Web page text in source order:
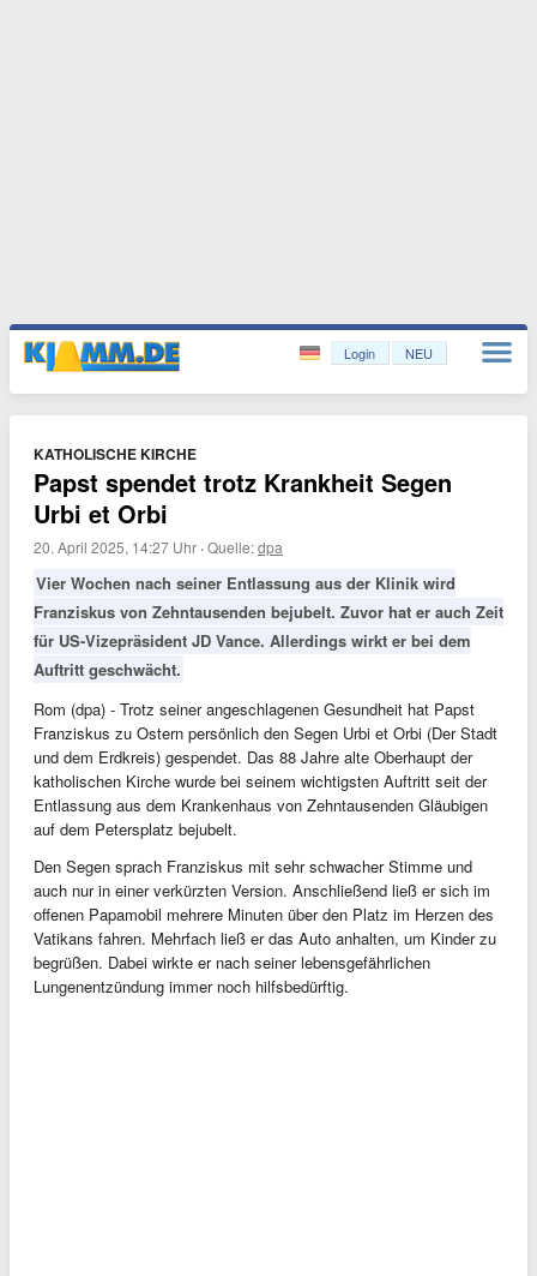
Login NEU
KATHOLISCHE KIRCHE
Papst spendet trotz Krankheit Segen
Urbi et Orbi
20. April 2025, 14:27 Uhr ·Quelle:dpa
Vier Wochen nach seiner Entlassung aus der Klinik wird
Franziskus von Zehntausenden bejubelt. Zuvor hat er auch Zeit
für US-Vizepräsident JD Vance. Allerdings wirkt er bei dem
Auftritt geschwächt.
Rom (dpa) - Trotz seiner angeschlagenen Gesundheit hat Papst
Franziskus zu Ostern persönlich den Segen Urbi et Orbi (Der Stadt
und dem Erdkreis) gespendet. Das 88 Jahre alte Oberhaupt der
katholischen Kirche wurde bei seinem wichtigsten Auftritt seit der
Entlassung aus dem Krankenhaus von Zehntausenden Gläubigen
auf dem Petersplatz bejubelt.
Den Segen sprach Franziskus mit sehr schwacher Stimme und
auch nur in einer verkürzten Version. Anschließend ließ er sich im
offenen Papamobil mehrere Minuten über den Platz im Herzen des
Vatikans fahren. Mehrfach ließ er das Auto anhalten, um Kinder zu
begrüßen. Dabei wirkte er nach seiner lebensgefährlichen
Lungenentzündung immer noch hilfsbedürftig.